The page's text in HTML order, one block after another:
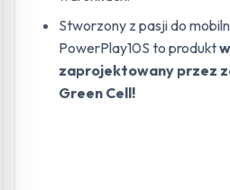
Stworzony z pasji do
PowerPlay10S to produkt
zaprojektowany przez
Green Cell!